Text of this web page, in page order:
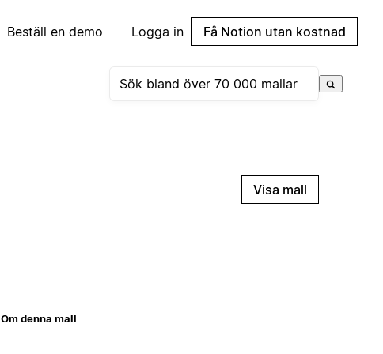
Beställ en demo Logga in Få Notion utan kostnad
Visa mall
Om denna mall